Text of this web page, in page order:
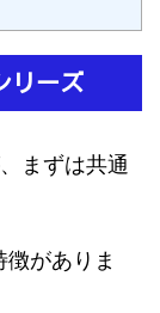
リーズ
まずは共通
がありま